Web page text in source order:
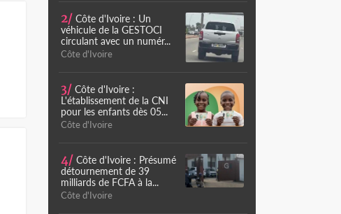
2/ Côte d'Ivoire : Un
véhicule de la GESTOCI
circulant avec un numér...
Côte d'Ivoire
3/ Côte d'Ivoire :
L'établissement de la CNI
pour les enfants dès 05...
Côte d'Ivoire
4/ Côte d'Ivoire : Présumé
détournement de 39
milliards de FCFA à la...
Côte d'Ivoire